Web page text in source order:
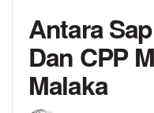
Antara
Dan CPP
Malaka